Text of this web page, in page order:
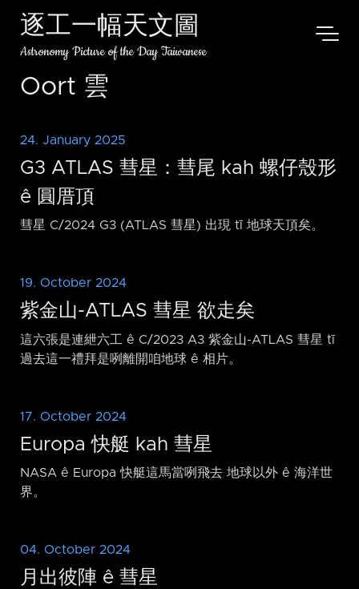
逐工一幅天文圖
Astronomy Picture of the Day Taiwanese
Oort 雲
24. January 2025
G3 ATLAS 彗星：彗尾 kah 螺仔殼形
ê 圓厝頂
彗星 C/2024 G3 (ATLAS 彗星) 出現 tī 地球天頂矣。
19. October 2024
紫金山-ATLAS 彗星 欲走矣
這六張是連紲六工 ê C/2023 A3 紫金山-ATLAS 彗星 tī
過去這一禮拜是咧離開咱地球 ê 相片。
17. October 2024
Europa 快艇 kah 彗星
NASA ê Europa 快艇這馬當咧飛去 地球以外 ê 海洋世
界。
04. October 2024
月出彼陣 ê 彗星